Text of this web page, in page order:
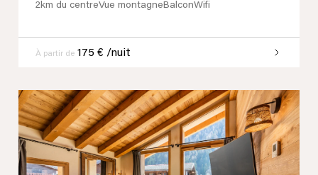
2km du centreVue montagneBalconWifi
À partir de 175 € /nuit